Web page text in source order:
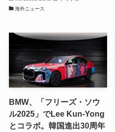
海外ニュース
BMW、「フリーズ・ソウ
ル2025」でLee Kun-Yong
とコラボ。韓国進出30周年